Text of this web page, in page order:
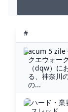
→https://
#
acum 5 zile
クエウォーク
（dqw）に
る、神奈川
の...
ハード・業